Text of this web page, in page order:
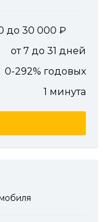
до 30 000
от 7 до 31 дней
0-292% годовых
1 минута